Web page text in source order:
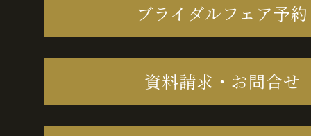
ブライダルフェア予約
資料請求・お問合せ